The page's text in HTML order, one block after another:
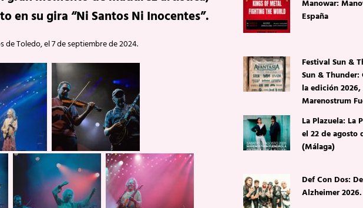
en su gira “Ni Santos Ni Inocentes”.
Toledo, el 7 de septiembre de 2024.
Manowar:
España
Festival Sun &
Sun &
la edición 2026,
Marenostrum
La Plazuela: La
el 22 de agosto
(Málaga)
Def Con Dos:
Alzheimer 2026.